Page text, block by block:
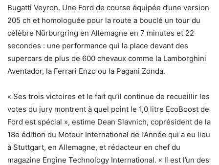
Bugatti Veyron. Une Ford de course équipée d’une version
205 ch et homologuée pour la route a bouclé un tour du
célèbre Nürburgring en Allemagne en 7 minutes et 22
secondes : une performance qui la place devant des
supercars de plus de 600 chevaux comme la Lamborghini
Aventador, la Ferrari Enzo ou la Pagani Zonda.
« Ses trois victoires et le fait qu’il continue de recueillir les
votes du jury montrent à quel point le 1,0 litre EcoBoost de
Ford est spécial », estime Dean Slavnich, coprésident de la
18e édition du Moteur International de l’Année qui a eu lieu
à Stuttgart, en Allemagne, et rédacteur en chef du
magazine Engine Technology International. « Il est l’un des